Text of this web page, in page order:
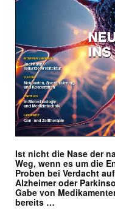
Ist nicht die Nase der
Weg, wenn es um die
Proben bei Verdacht
Alzheimer oder
Gabe von
bereits …